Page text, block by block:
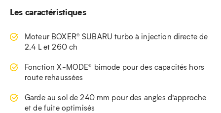
Les caractéristiques
Moteur BOXER® SUBARU turbo à injection directe de
2,4 L et 260 ch
Fonction X-MODE® bimode pour des capacités hors
route rehaussées
Garde au sol de 240 mm pour des angles d’approche
et de fuite optimisés